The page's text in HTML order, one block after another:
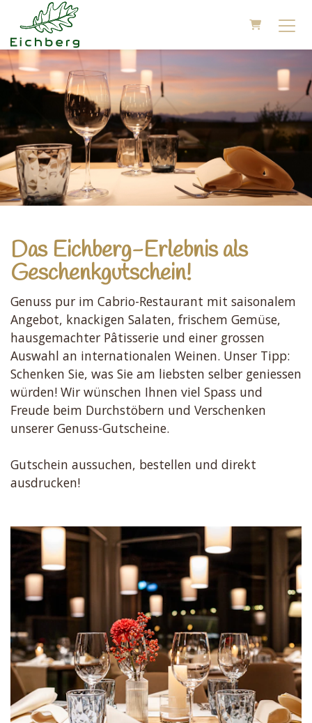
Das Eichberg-Erlebnis als
Geschenkgutschein!
Genuss pur im Cabrio-Restaurant mit saisonalem
Angebot, knackigen Salaten, frischem Gemüse,
hausgemachter Pâtisserie und einer grossen
Auswahl an internationalen Weinen. Unser Tipp:
Schenken Sie, was Sie am liebsten selber geniessen
würden! Wir wünschen Ihnen viel Spass und
Freude beim Durchstöbern und Verschenken
unserer Genuss-Gutscheine.
Gutschein aussuchen, bestellen und direkt
ausdrucken!